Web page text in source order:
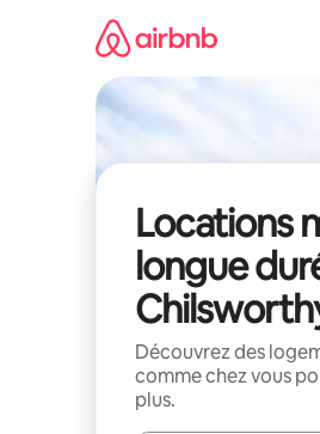
Locations
longue
Découvrez des
comme chez vous
plus.